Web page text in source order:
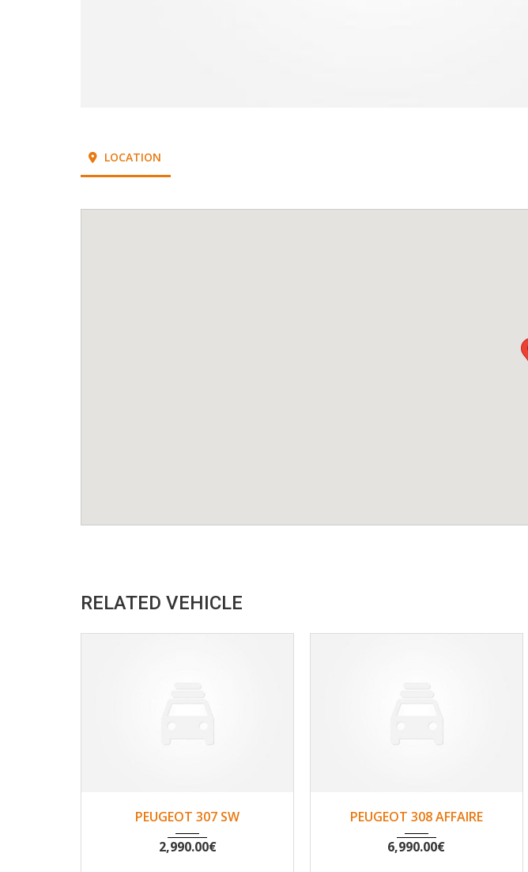
LOCATION
RELATED VEHICLE
2002 Non 194333
PEUGEOT 307 SW
2,990.00€
2016 Non 141664
PEUGEOT 308 AFFAIRE
6,990.00€